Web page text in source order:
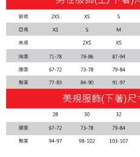
每筆NT$180